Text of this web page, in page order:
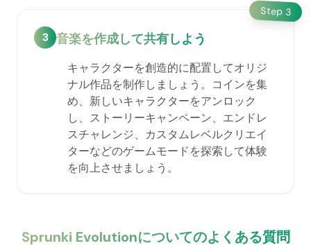
Step 3
3 音楽を作成して共有しよう
キャラクターを創造的に配置してオリジ
ナル作品を制作しましょう。コインを集
め、新しいキャラクターをアンロック
し、ストーリーキャンペーン、エンドレ
スチャレンジ、カスタムレベルクリエイ
ターなどのゲームモードを探索して体験
を向上させましょう。
Sprunki Evolutionについてのよくある質問